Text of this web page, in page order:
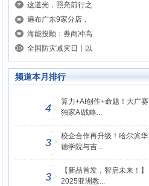
这道光，照亮前行之
遍布广东9家分店，
海能投顾：券商冲高
全国防灾减灾日丨以
频道本月排行
4
算力+AI创作+命题！大广赛
独家AI战略...
3
校企合作再升级！哈尔滨华
德学院与吉...
3
【新品首发，智启未来！】
2025亚洲教...